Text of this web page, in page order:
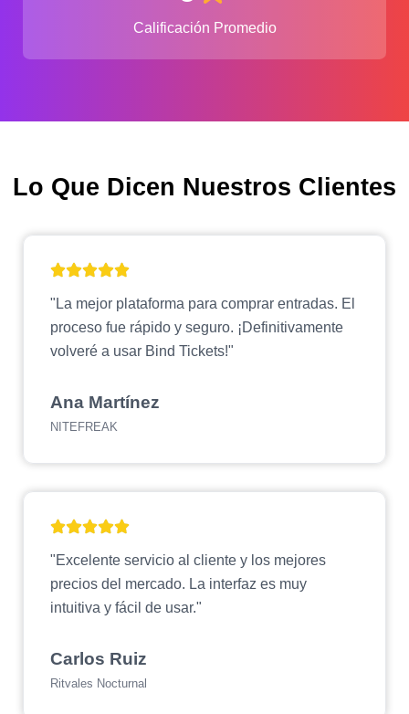
Calificación Promedio
Lo Que Dicen Nuestros Clientes
"La mejor plataforma para comprar entradas. El
proceso fue rápido y seguro. ¡Definitivamente
volveré a usar Bind Tickets!"
Ana Martínez
NITEFREAK
"Excelente servicio al cliente y los mejores
precios del mercado. La interfaz es muy
intuitiva y fácil de usar."
Carlos Ruiz
Ritvales Nocturnal